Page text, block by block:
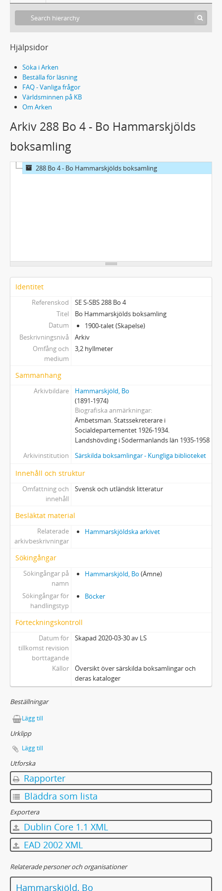
Hjälpsidor
Söka i Arken
Beställa för läsning
FAQ - Vanliga frågor
Världsminnen på KB
Om Arken
Arkiv 288 Bo 4 - Bo Hammarskjölds
boksamling
288 Bo 4 - Bo Hammarskjölds boksamling
Identitet
Referenskod
SE S-SBS 288 Bo 4
Titel
Bo Hammarskjölds boksamling
Datum
1900-talet (Skapelse)
Beskrivningsnivå
Arkiv
Omfång och
medium
3,2 hyllmeter
Sammanhang
Arkivbildare
Hammarskjöld, Bo
(1891-1974)
Biografiska anmärkningar
Ämbetsman. Statssekreterare i
Socialdepartementet 1926-1934.
Landshövding i Södermanlands län 1935-1958
Arkivinstitution
Särskilda boksamlingar - Kungliga biblioteket
Innehåll och struktur
Omfattning och
innehåll
Svensk och utländsk litteratur
Besläktat material
Relaterade
arkivbeskrivningar
Hammarskjöldska arkivet
Sökingångar
Sökingångar på
namn
Hammarskjöld, Bo (Ämne)
Sökingångar för
handlingstyp
Böcker
Förteckningskontroll
Datum för
tillkomst revision
borttagande
Skapad 2020-03-30 av LS
Källor
Översikt över särskilda boksamlingar och
deras kataloger
Beställningar
Lägg till
Urklipp
Lägg till
Utforska
Rapporter
Bläddra som lista
Exportera
Dublin Core 1.1 XML
EAD 2002 XML
Relaterade personer och organisationer
Hammarskjöld, Bo